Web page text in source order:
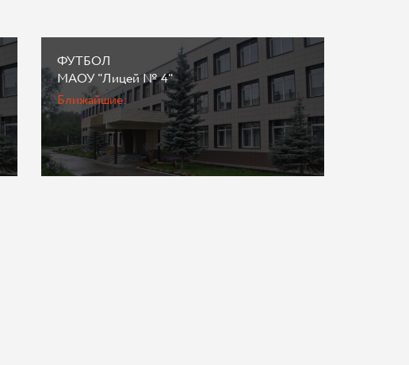
ФУТБОЛ
МАОУ "Лицей № 4"
Ближайшие: